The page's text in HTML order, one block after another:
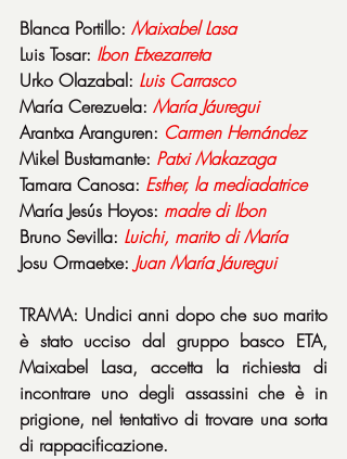
Blanca Portillo: Maixabel Lasa
Luis Tosar: Ibon Etxezarreta
Urko Olazabal: Luis Carrasco
María Cerezuela: María Jáuregui
Arantxa Aranguren: Carmen Hernández
Mikel Bustamante: Patxi Makazaga
Tamara Canosa: Esther, la mediadatrice
María Jesús Hoyos: madre di Ibon
Bruno Sevilla: Luichi, marito di María
Josu Ormaetxe: Juan María Jáuregui
TRAMA: Undici anni dopo che suo marito
è stato ucciso dal gruppo basco ETA,
Maixabel Lasa, accetta la richiesta di
incontrare uno degli assassini che è in
prigione, nel tentativo di trovare una sorta
di rappacificazione.